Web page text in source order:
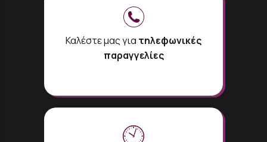
Καλέστε μας για τηλεφωνικές
παραγγελίες